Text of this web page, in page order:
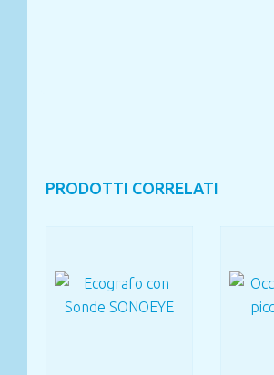
PRODOTTI CORRELATI